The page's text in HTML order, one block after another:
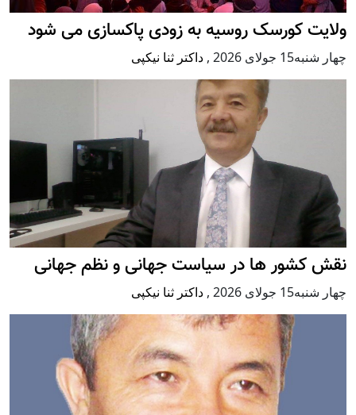
ولایت کورسک روسیه به زودی پاکسازی می شود
چهار شنبه15 جولای 2026 , داکتر ثنا نیکپی
نقش کشور ها در سیاست جهانی و نظم جهانی
چهار شنبه15 جولای 2026 , داکتر ثنا نیکپی